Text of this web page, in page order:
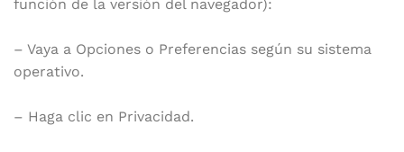
función de la versión del navegador):
– Vaya a Opciones o Preferencias según su sistema
operativo.
– Haga clic en Privacidad.